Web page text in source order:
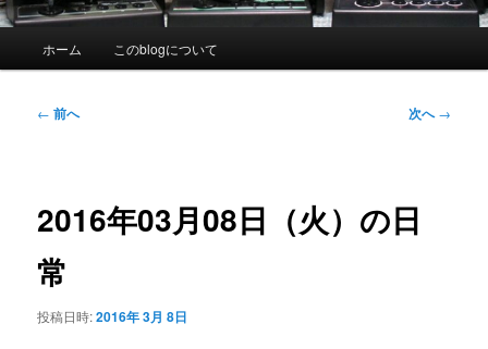
ホーム このblogについて
投
ー
ョ
ン
← 前へ 次へ→
2016年03月08日（火）の日
常
投稿日時:2016年 3月 8日